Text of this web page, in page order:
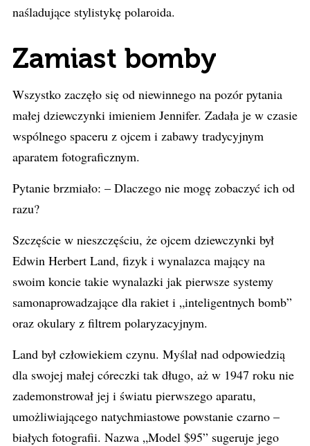
naśladujące stylistykę polaroida.
Zamiast bomby
Wszystko zaczęło się od niewinnego na pozór pytania
małej dziewczynki imieniem Jennifer. Zadała je w czasie
wspólnego spaceru z ojcem i zabawy tradycyjnym
aparatem fotograficznym.
Pytanie brzmiało: – Dlaczego nie mogę zobaczyć ich od
razu?
Szczęście w nieszczęściu, że ojcem dziewczynki był
Edwin Herbert Land, fizyk i wynalazca mający na
swoim koncie takie wynalazki jak pierwsze systemy
samonaprowadzające dla rakiet i „inteligentnych bomb”
oraz okulary z filtrem polaryzacyjnym.
Land był człowiekiem czynu. Myślał nad odpowiedzią
dla swojej małej córeczki tak długo, aż w 1947 roku nie
zademonstrował jej i światu pierwszego aparatu,
umożliwiającego natychmiastowe powstanie czarno –
białych fotografii. Nazwa „Model $95” sugeruje jego